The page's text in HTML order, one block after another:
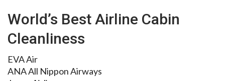
World’s Best Airline Cabin
Cleanliness
EVA Air
ANA All Nippon Airways